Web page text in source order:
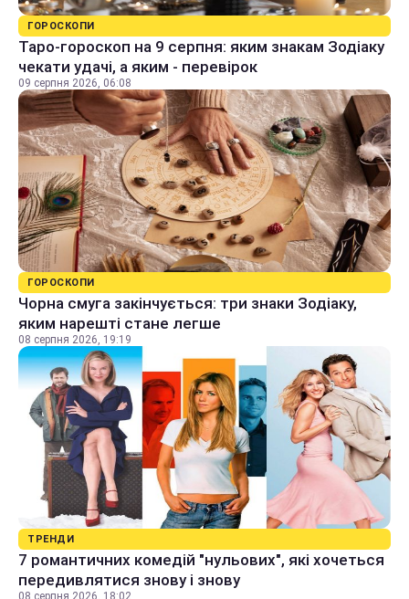
ГОРОСКОПИ
Таро-гороскоп на 9 серпня: яким знакам Зодіаку
чекати удачі, а яким - перевірок
09 серпня 2026, 06:08
ГОРОСКОПИ
Чорна смуга закінчується: три знаки Зодіаку,
яким нарешті стане легше
08 серпня 2026, 19:19
ТРЕНДИ
7 романтичних комедій "нульових", які хочеться
передивлятися знову і знову